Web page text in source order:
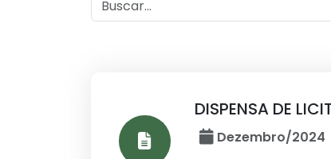
DISPENSA DE
Dezembro/2024